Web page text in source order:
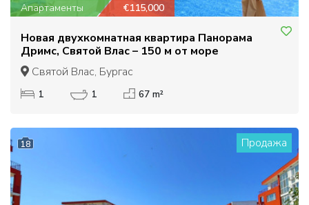
Апартаменты €115,000
Новая двухкомнатная квартира Панорама
Дримс, Святой Влас – 150 м от море
Святой Влас, Бургас
1 1 67 m²
18 Продажа